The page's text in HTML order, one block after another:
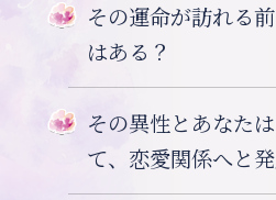
その運命が訪れる
はある？
その異性とあなた
て、恋愛関係へと